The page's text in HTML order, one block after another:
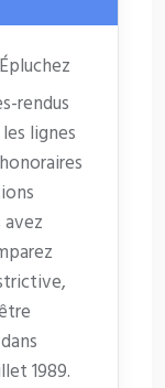
Épluchez
rendus
lignes
1989.